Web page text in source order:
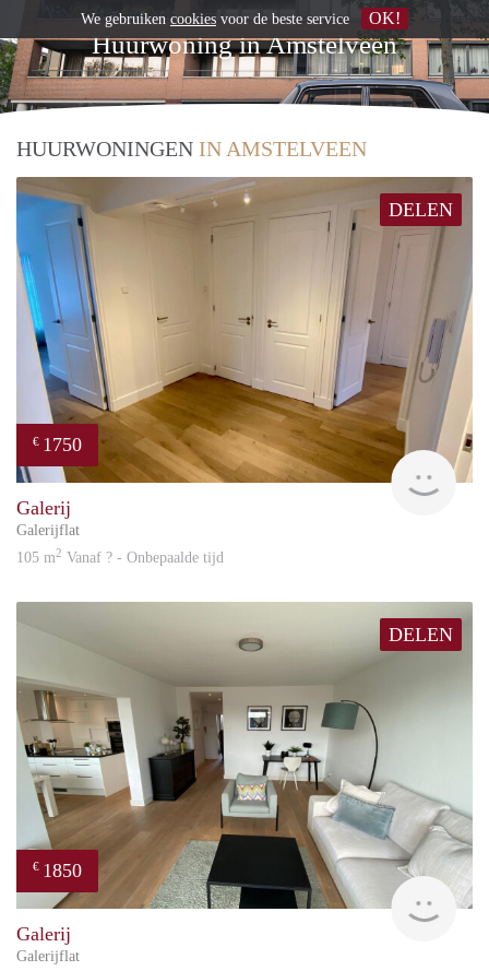
Huurwoning in Amstelveen
HUURWONINGEN IN AMSTELVEEN
DELEN
€ 1750
Galerij
Galerijflat
105 m2 Vanaf ? - Onbepaalde tijd
DELEN
€ 1850
Galerij
Galerijflat
We gebruiken cookies voor de beste service OK!